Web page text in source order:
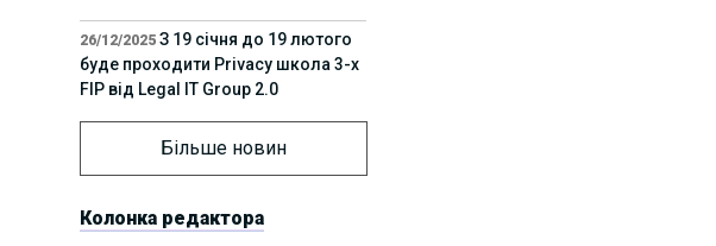
26/12/2025 З 19 січня до 19 лютого
буде проходити Privacy школа 3-х
FIP від Legal IT Group 2.0
12 грудня пройде
приватність у 2026. Очікувані
Більше новин
Колонка редактора